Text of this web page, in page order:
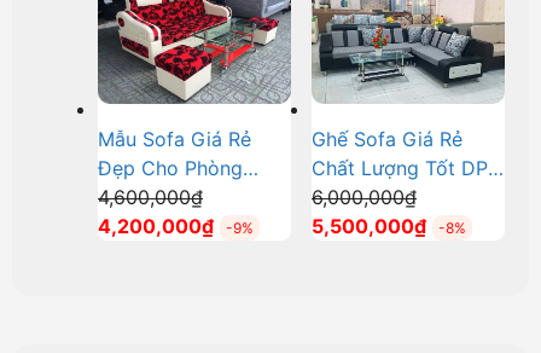
là:
5,800,000₫.
là:
6,000,000₫.
Mẫu Sofa Giá Rẻ
Đẹp Cho Phòng
Khách DP-GR14
4,600,000₫Giá
gốc
4,200,000₫Giá
-9%
Ghế Sofa Giá Rẻ
Chất Lượng Tốt DP-
GR01
6,000,000₫Giá
gốc
5,500,000₫Giá
-8%